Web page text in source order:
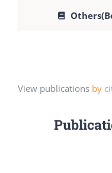
View publications by